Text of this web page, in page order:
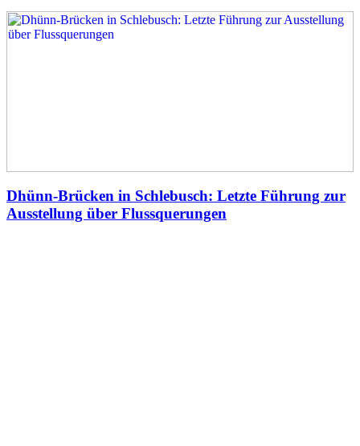
Dhünn-Brücken in Schlebusch: Letzte Führung zur
Ausstellung über Flussquerungen